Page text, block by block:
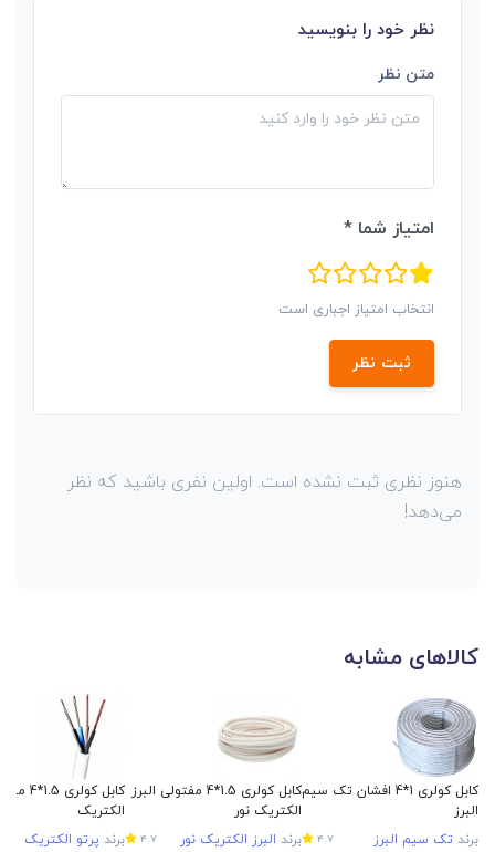
نظر خود را بنویسید
متن نظر
امتیاز شما *
انتخاب امتیاز اجباری است
ثبت نظر
هنوز نظری ثبت نشده است. اولین نفری باشید که نظر
می‌دهد!
کالاهای مشابه
کابل کولری 1*4 افشان تک سیم
البرز
برند تک سیم البرز 4.7
کابل کولری 1.5*4 مفتولی البرز
الکتریک نور
برند البرز الکتریک نور 4.7
کابل
الکتریک
برند پرتو الکتریک